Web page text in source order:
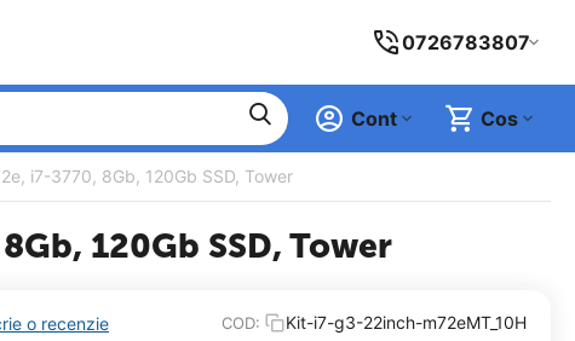
0726783807
Cos
Cont
i7-3770, 8Gb, 120Gb SSD, Tower
120Gb SSD, Tower
o recenzie COD: Kit-i7-g3-22inch-m72eMT_10H